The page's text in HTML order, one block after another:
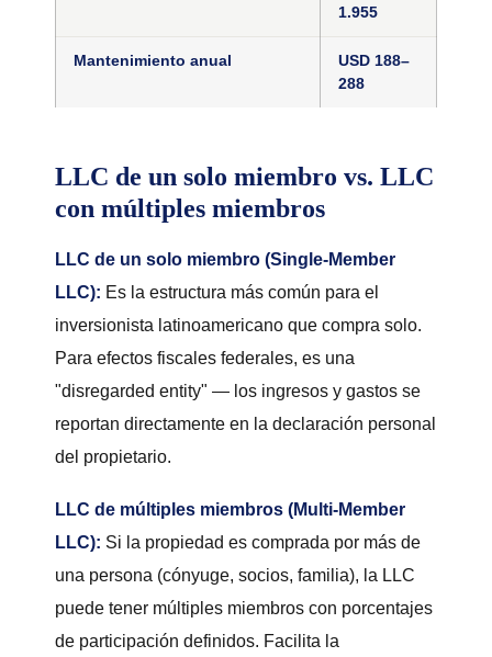
1.955
Mantenimiento anual
USD 188–
288
LLC de un solo miembro vs. LLC
con múltiples miembros
LLC de un solo miembro (Single-Member
LLC): Es la estructura más común para el
inversionista latinoamericano que compra solo.
Para efectos fiscales federales, es una
"disregarded entity" — los ingresos y gastos se
reportan directamente en la declaración personal
del propietario.
LLC de múltiples miembros (Multi-Member
LLC): Si la propiedad es comprada por más de
una persona (cónyuge, socios, familia), la LLC
puede tener múltiples miembros con porcentajes
de participación definidos. Facilita la